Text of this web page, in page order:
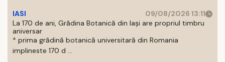
IASI
09/08/2026 13:11
La 170 de ani, Grădina Botanică din Iași are propriul timbru
aniversar
* prima grădină botanică universitară din Romania
implineste 170 d ...